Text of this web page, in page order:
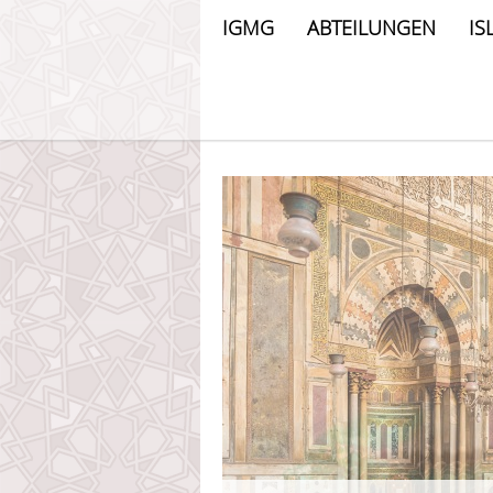
IGMG ABTEILUNGEN